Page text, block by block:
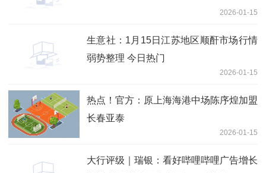
2026-01-15
生意社：1月15日江苏地区顺酐市场行情
弱势整理 今日热门
2026-01-15
热点！官方：原上海海港中场陈序煌加盟
长春亚泰
2026-01-15
大行评级｜瑞银：看好哔哩哔哩广告增长